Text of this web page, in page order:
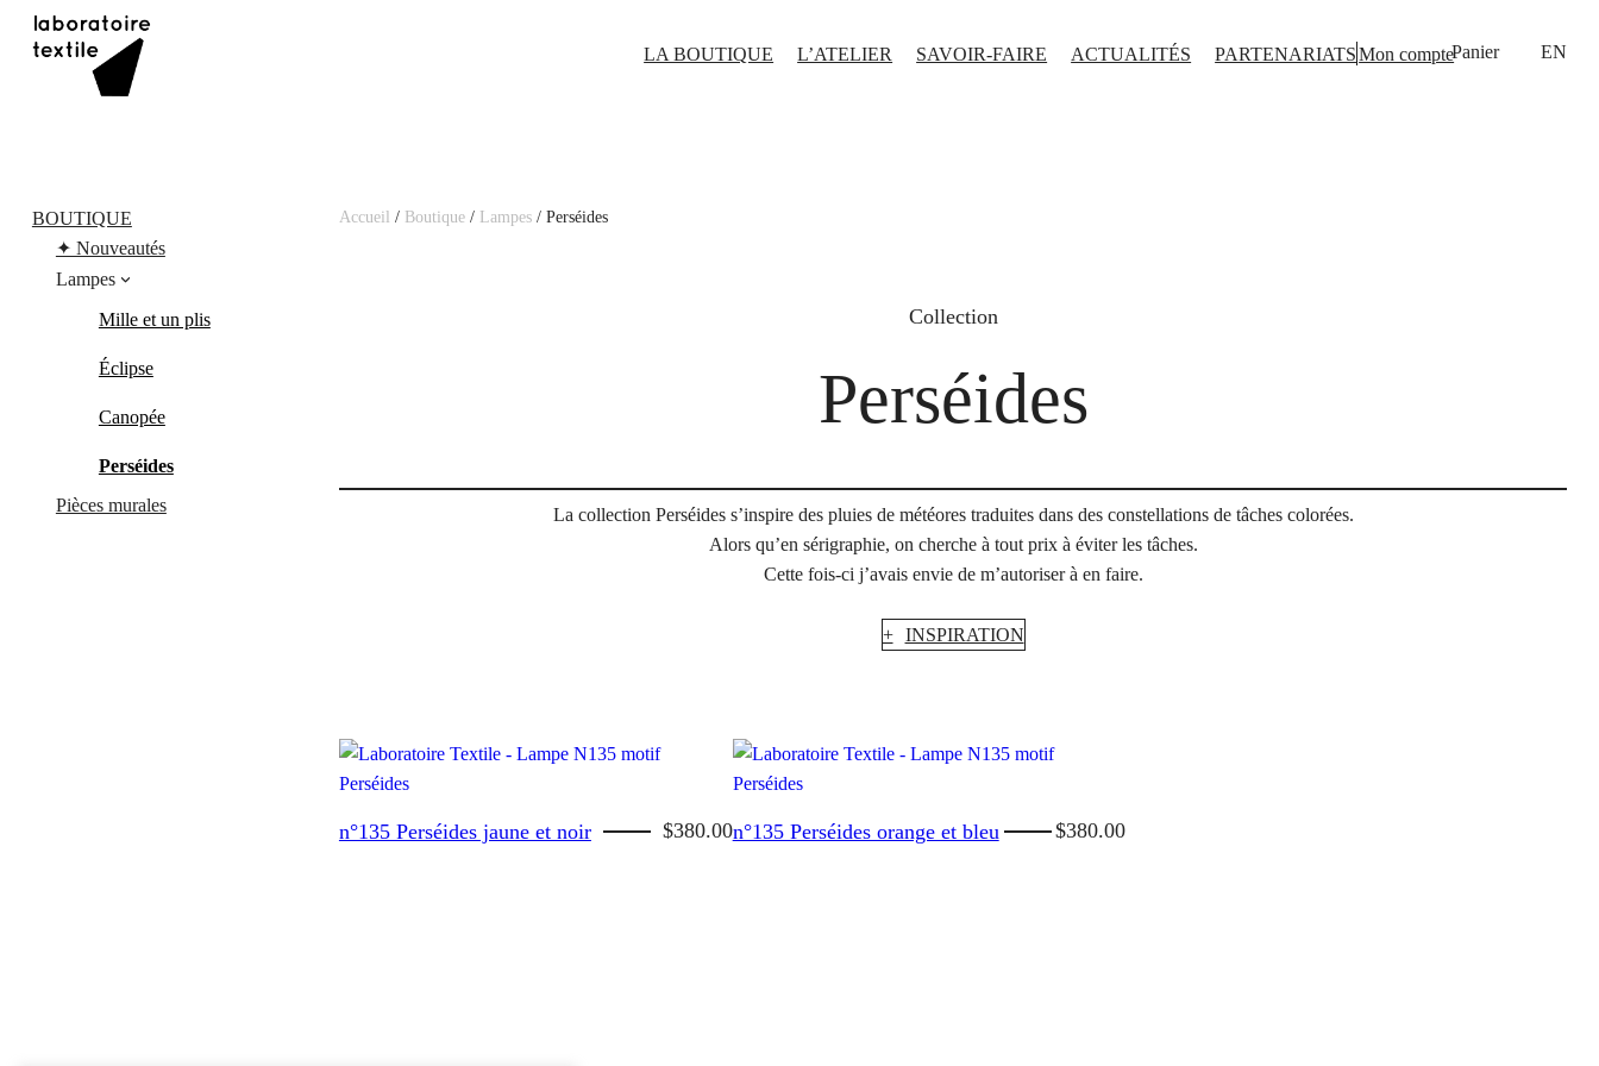
Aller
LA BOUTIQUE L’ATELIER SAVOIR-FAIRE ACTUALITÉS PARTENARIATSMon compte EN
BOUTIQUE
✦ Nouveautés
Lampes
Mille et un plis
Éclipse
Canopée
Perséides
Pièces murales
Accueil / Boutique/ Lampes/ Perséides
Collection
Perséides
La collection Perséides s’inspire des pluies de météores traduites dans des constellations de tâches colorées.
Alors qu’en sérigraphie, on cherche à tout prix à éviter les tâches.
Cette fois-ci j’avais envie de m’autoriser à en faire.
+ INSPIRATION
n°135 Perséides jaune et noir $380.00n°135 Perséides orange et bleu $380.00